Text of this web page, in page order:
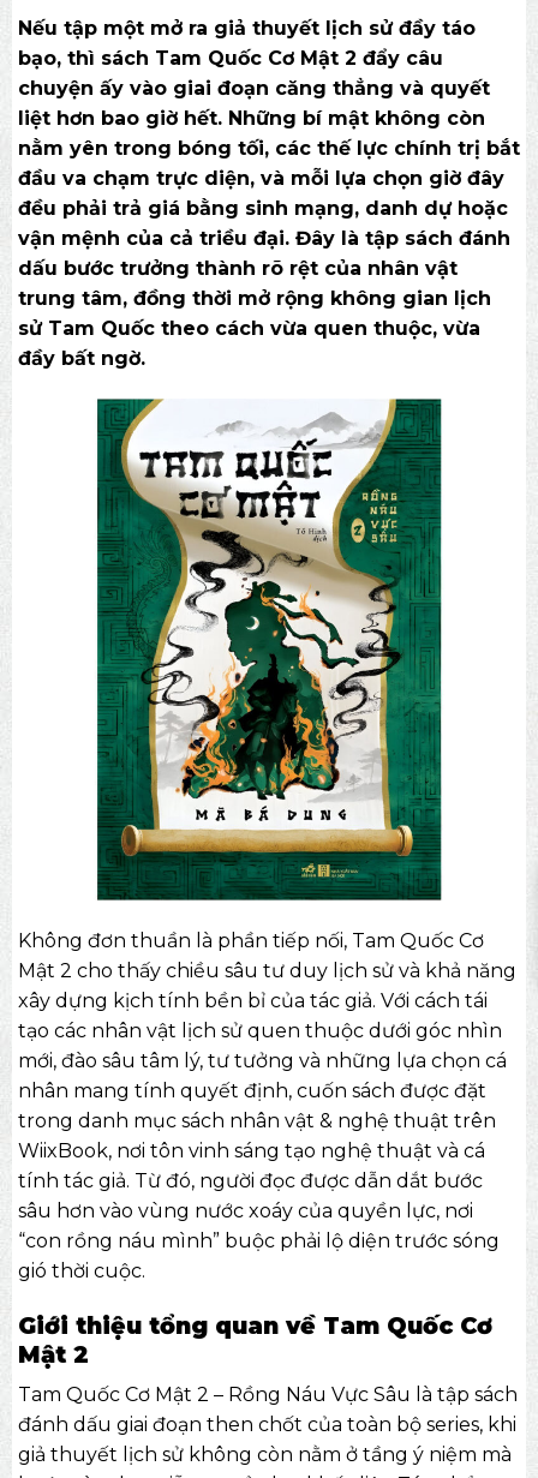
Nếu tập một mở ra giả thuyết lịch sử đầy táo
bạo, thì sách Tam Quốc Cơ Mật 2 đẩy câu
chuyện ấy vào giai đoạn căng thẳng và quyết
liệt hơn bao giờ hết. Những bí mật không còn
nằm yên trong bóng tối, các thế lực chính trị bắt
đầu va chạm trực diện, và mỗi lựa chọn giờ đây
đều phải trả giá bằng sinh mạng, danh dự hoặc
vận mệnh của cả triều đại. Đây là tập sách đánh
dấu bước trưởng thành rõ rệt của nhân vật
trung tâm, đồng thời mở rộng không gian lịch
sử Tam Quốc theo cách vừa quen thuộc, vừa
đầy bất ngờ.
Không đơn thuần là phần tiếp nối, Tam Quốc Cơ
Mật 2 cho thấy chiều sâu tư duy lịch sử và khả năng
xây dựng kịch tính bền bỉ của tác giả. Với cách tái
tạo các nhân vật lịch sử quen thuộc dưới góc nhìn
mới, đào sâu tâm lý, tư tưởng và những lựa chọn cá
nhân mang tính quyết định, cuốn sách được đặt
trong danh mục sách nhân vật & nghệ thuật trên
WiixBook, nơi tôn vinh sáng tạo nghệ thuật và cá
tính tác giả. Từ đó, người đọc được dẫn dắt bước
sâu hơn vào vùng nước xoáy của quyền lực, nơi
“con rồng náu mình” buộc phải lộ diện trước sóng
gió thời cuộc.
Giới thiệu tổng quan về Tam Quốc Cơ
Mật 2
Tam Quốc Cơ Mật 2 – Rồng Náu Vực Sâu là tập sách
đánh dấu giai đoạn then chốt của toàn bộ series, khi
giả thuyết lịch sử không còn nằm ở tầng ý niệm mà